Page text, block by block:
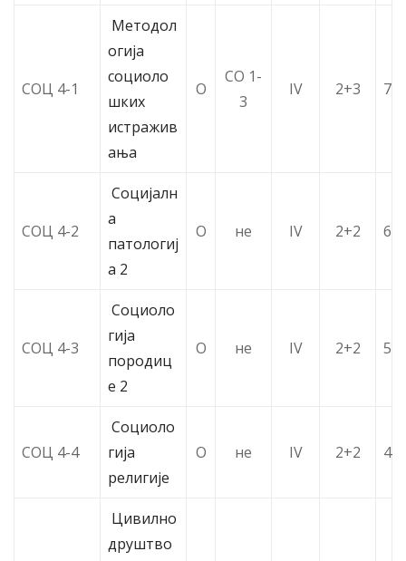
СОЦ 4-1
Методол
огија
социоло
шких
истражив
ања
О
СО 1-
3
IV 2+3 7
СОЦ 4-2
Социјалн
а
патологиј
а 2
О не IV 2+2 6
СОЦ 4-3
Социоло
гија
породиц
е 2
О не IV 2+2 5
СОЦ 4-4
Социоло
гија
религије
О не IV 2+2 4
Цивилно
друштво